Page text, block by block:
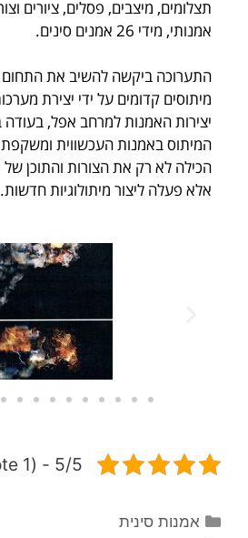
תצלומים, מיצבים, פסלים, ציורים
אמנותי, מידי 26 אמנים סינים.
התערוכה ביקשה להשיב את התחום
מיתוסים קדומים על ידי יצירת מערכות
יצירות האמנות למרחב אפל,
המיתוס באמנות העכשווית
הכילה לא רק את הצורות והתוכן של
אלא פעלה ליצור מיתולוגיות חדשות.
5/5 - (1 vote)
אמנות סינית